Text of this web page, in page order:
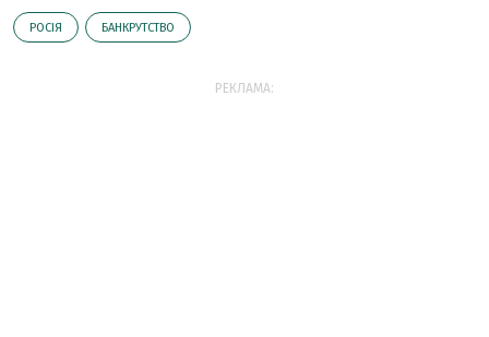
РОСІЯ БАНКРУТСТВО
РЕКЛАМА: